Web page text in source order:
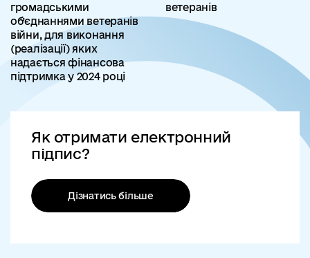
Як отримати електронний
підпис?
Дізнатись більше
громадськими
об’єднаннями ветеранів
війни, для виконання
(реалізації) яких
надається фінансова
підтримка у 2024 році
ветеранів